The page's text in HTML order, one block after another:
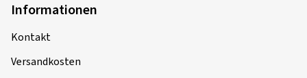
Informationen
Kontakt
Versandkosten